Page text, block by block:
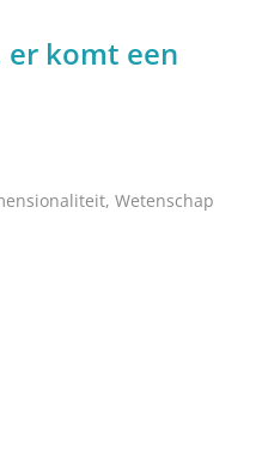
er komt een
,Wetenschap